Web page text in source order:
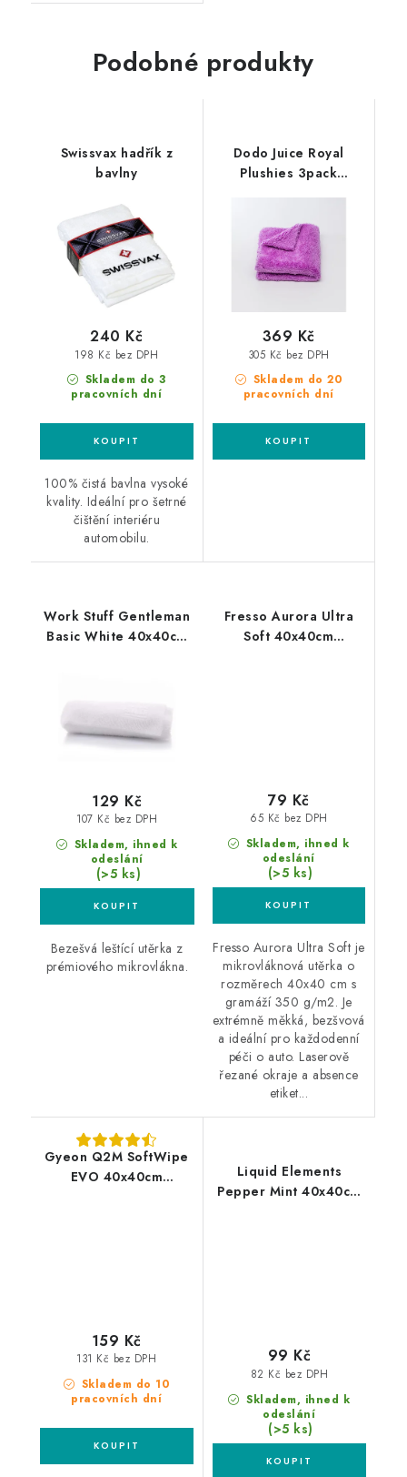
Podobné produkty
Swissvax hadřík z
bavlny
Skladem do 3
pracovních dní
198 Kč bez DPH
240 Kč
100% čistá bavlna vysoké
kvality. Ideální pro šetrné
čištění interiéru
automobilu.
Dodo Juice Royal
Plushies 3pack
3ks
Skladem do 20
pracovních dní
305 Kč bez DPH
369 Kč
Work Stuff Gentleman
Basic White 40x40cm
Skladem, ihned k
odeslání
(>5 ks)
107 Kč bez DPH
129 Kč
Bezešvá leštící utěrka z
prémiového mikrovlákna.
Fresso Aurora Ultra
Soft 40x40cm
Skladem, ihned k
odeslání
(>5 ks)
65 Kč bez DPH
79 Kč
Fresso Aurora Ultra Soft je
mikrovláknová utěrka o
rozměrech 40x40 cm s
gramáží 350 g/m2. Je
extrémně měkká, bezšvová
a ideální pro každodenní
péči o auto. Laserově
řezané okraje a absence
etiket...
Gyeon Q2M SoftWipe
EVO 40x40cm
Skladem do 10
pracovních dní
131 Kč bez DPH
159 Kč
Liquid Elements
Pepper Mint 40x40cm
Skladem, ihned k
odeslání
(>5 ks)
82 Kč bez DPH
99 Kč